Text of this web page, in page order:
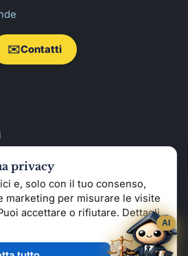
✉️Contatti
· Sito istituzionale:
privacy
e, solo con il tuo consenso,
marketing per misurare le visite
accettare o rifiutare. Dettagli
AI